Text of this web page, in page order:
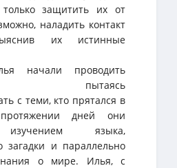
защитить их от
наладить контакт
их истинные
начали проводить
пытаясь
с теми, кто прятался в
дней они
изучением языка,
загадки и параллельно
о мире. Илья, с